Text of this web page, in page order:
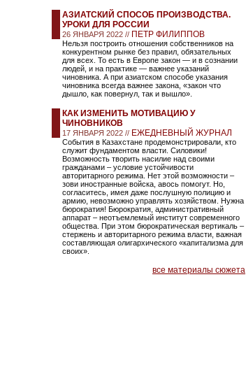
АЗИАТСКИЙ СПОСОБ ПРОИЗВОДСТВА.
УРОКИ ДЛЯ РОССИИ
26 ЯНВАРЯ 2022 // ПЕТР ФИЛИППОВ
Нельзя построить отношения собственников на
конкурентном рынке без правил, обязательных
для всех. То есть в Европе закон — и в сознании
людей, и на практике — важнее указаний
чиновника. А при азиатском способе указания
чиновника всегда важнее закона, «закон что
дышло, как повернул, так и вышло».
КАК ИЗМЕНИТЬ МОТИВАЦИЮ У
ЧИНОВНИКОВ
17 ЯНВАРЯ 2022 // ЕЖЕДНЕВНЫЙ ЖУРНАЛ
События в Казахстане продемонстрировали, кто
служит фундаментом власти. Силовики!
Возможность творить насилие над своими
гражданами – условие устойчивости
авторитарного режима. Нет этой возможности –
зови иностранные войска, авось помогут. Но,
согласитесь, имея даже послушную полицию и
армию, невозможно управлять хозяйством. Нужна
бюрократия! Бюрократия, административный
аппарат – неотъемлемый институт современного
общества. При этом бюрократическая вертикаль –
стержень и авторитарного режима власти, важная
составляющая олигархического «капитализма для
своих».
все материалы сюжета